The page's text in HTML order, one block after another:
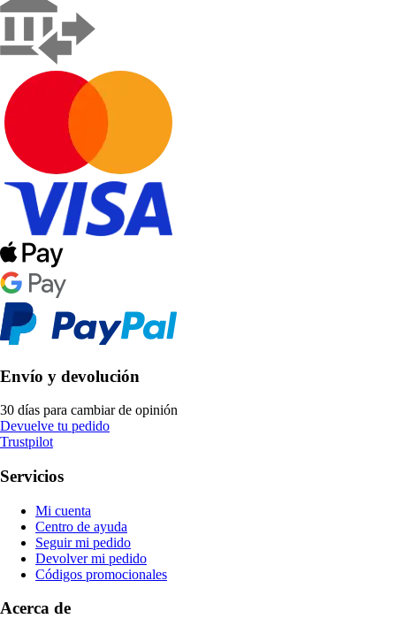
Envío y devolución
30 días para cambiar de opinión
Devuelve tu pedido
Trustpilot
Servicios
Mi cuenta
Centro de ayuda
Seguir mi pedido
Devolver mi pedido
Códigos promocionales
Acerca de